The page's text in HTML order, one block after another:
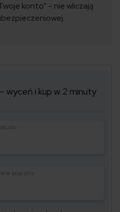
konto” – nie wliczają
– wyceń i kup w 2 minuty
pojazdu